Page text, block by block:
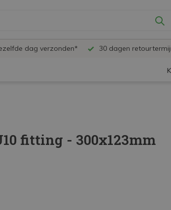
dag verzonden* 30 dagen
fitting - 300x123mm